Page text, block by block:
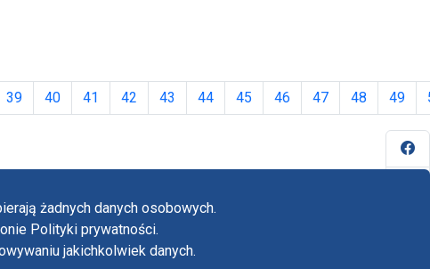
żadnych danych osobowych.
Polityki prywatności.
jakichkolwiek danych.
39 40 41 42 43 44 45 46 47 48 49
Polityka prywatności
Oświadczenie o dostępności